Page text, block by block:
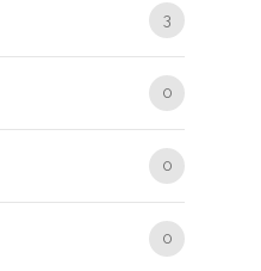
3
0
0
0